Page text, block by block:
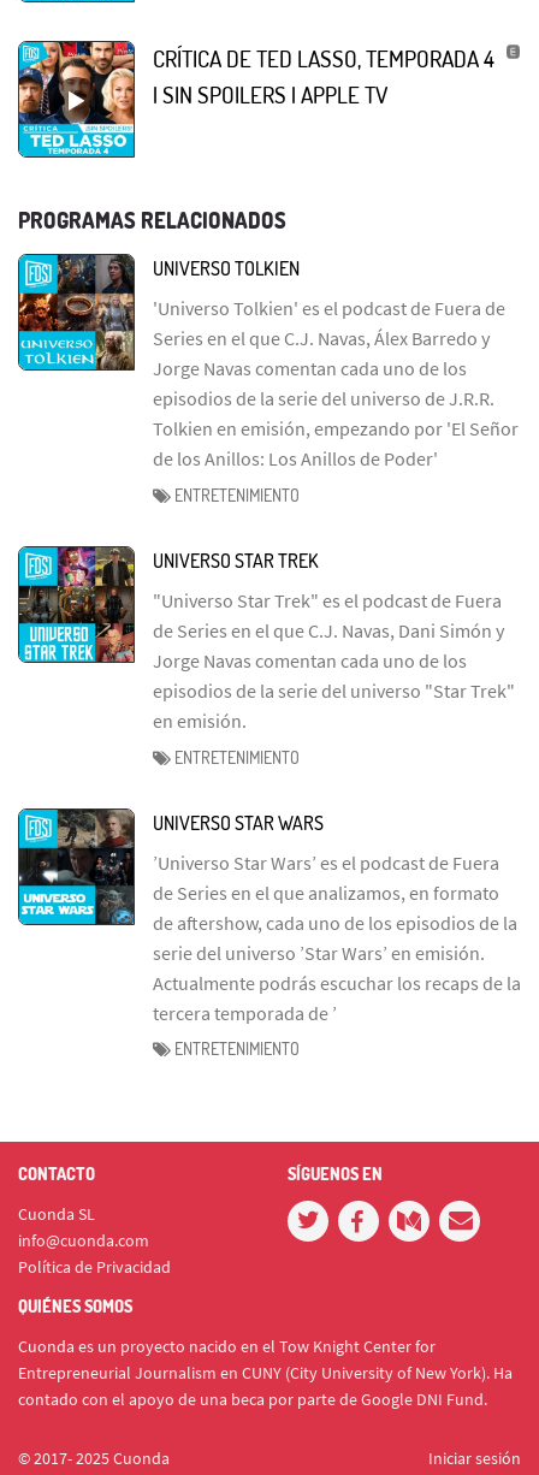
CRÍTICA DE TED LASSO, TEMPORADA 4
| SIN SPOILERS | APPLE TV
PROGRAMAS RELACIONADOS
UNIVERSO TOLKIEN
'Universo Tolkien' es el podcast de Fuera de
Series en el que C.J. Navas, Álex Barredo y
Jorge Navas comentan cada uno de los
episodios de la serie del universo de J.R.R.
Tolkien en emisión, empezando por 'El Señor
de los Anillos: Los Anillos de Poder'
ENTRETENIMIENTO
UNIVERSO STAR TREK
"Universo Star Trek" es el podcast de Fuera
de Series en el que C.J. Navas, Dani Simón y
Jorge Navas comentan cada uno de los
episodios de la serie del universo "Star Trek"
en emisión.
ENTRETENIMIENTO
UNIVERSO STAR WARS
’Universo Star Wars’ es el podcast de Fuera
de Series en el que analizamos, en formato
de aftershow, cada uno de los episodios de la
serie del universo ’Star Wars’ en emisión.
Actualmente podrás escuchar los recaps de la
tercera temporada de ’
ENTRETENIMIENTO
CONTACTO
Cuonda SL
info@cuonda.com
Política de Privacidad
SÍGUENOS EN
QUIÉNES SOMOS
Cuonda es un proyecto nacido en el Tow Knight Center for
Entrepreneurial Journalism en CUNY (City University of New York). Ha
contado con el apoyo de una beca por parte de Google DNI Fund.
© 2017- 2025 Cuonda Iniciar sesión